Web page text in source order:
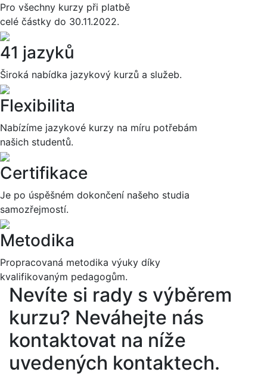
Pro všechny kurzy při platbě
celé částky do 30.11.2022.
41 jazyků
Široká nabídka jazykový kurzů a služeb.
Flexibilita
Nabízíme jazykové kurzy na míru potřebám
našich studentů.
Certifikace
Je po úspěšném dokončení našeho studia
samozřejmostí.
Metodika
Propracovaná metodika výuky díky
kvalifikovaným pedagogům.
Nevíte si rady s výběrem
kurzu? Neváhejte nás
kontaktovat na níže
uvedených kontaktech.